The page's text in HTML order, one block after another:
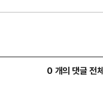
0 개의 댓글 전